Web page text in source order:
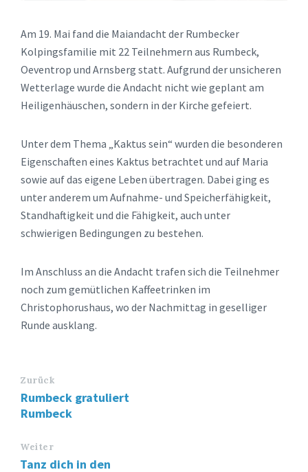
Am 19. Mai fand die Maiandacht der Rumbecker
Kolpingsfamilie mit 22 Teilnehmern aus Rumbeck,
Oeventrop und Arnsberg statt. Aufgrund der unsicheren
Wetterlage wurde die Andacht nicht wie geplant am
Heiligenhäuschen, sondern in der Kirche gefeiert.
Unter dem Thema „Kaktus sein“ wurden die besonderen
Eigenschaften eines Kaktus betrachtet und auf Maria
sowie auf das eigene Leben übertragen. Dabei ging es
unter anderem um Aufnahme- und Speicherfähigkeit,
Standhaftigkeit und die Fähigkeit, auch unter
schwierigen Bedingungen zu bestehen.
Im Anschluss an die Andacht trafen sich die Teilnehmer
noch zum gemütlichen Kaffeetrinken im
Christophorushaus, wo der Nachmittag in geselliger
Runde ausklang.
Zurück
Rumbeck gratuliert
Rumbeck
Weiter
Tanz dich in den